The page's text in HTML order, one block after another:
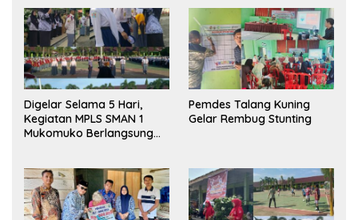
Digelar Selama 5 Hari,
Kegiatan MPLS SMAN 1
Mukomuko Berlangsung
Pemdes Talang Kuning
Gelar Rembug Stunting